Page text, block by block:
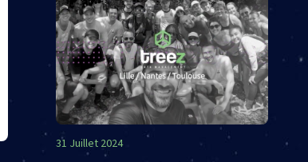
31 Juillet 2024